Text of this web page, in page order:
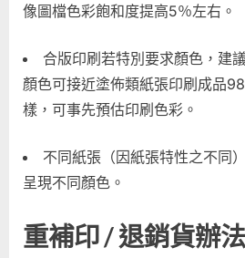
像圖檔色彩飽和度提高5％左右。
合版印刷若特別要求顏色，建
顏色可接近塗佈類紙張印刷成品
樣，可事先預估印刷色彩。
不同紙張（因紙張特性之不同
呈現不同顏色。
重補印 / 退銷貨辦法